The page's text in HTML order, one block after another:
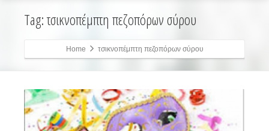
Tag: τσικνοπέμπτη πεζοπόρων σύρου
Home τσικνοπέμπτη πεζοπόρων σύρου